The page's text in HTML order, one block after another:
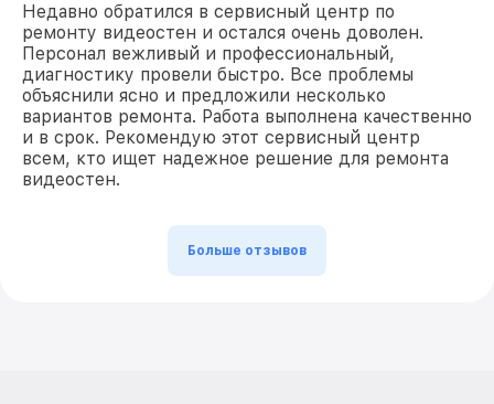
Недавно обратился в сервисный центр по
ремонту видеостен и остался очень доволен.
Персонал вежливый и профессиональный,
диагностику провели быстро. Все проблемы
объяснили ясно и предложили несколько
вариантов ремонта. Работа выполнена качественно
и в срок. Рекомендую этот сервисный центр
всем, кто ищет надежное решение для ремонта
видеостен.
Больше отзывов